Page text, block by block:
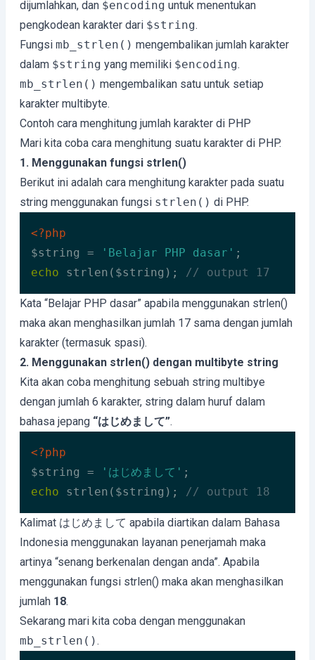
dijumlahkan, dan $encoding untuk menentukan
pengkodean karakter dari $string.
Fungsi mb_strlen() mengembalikan jumlah karakter
dalam $string yang memiliki $encoding.
mb_strlen() mengembalikan satu untuk setiap
karakter multibyte.
Contoh cara menghitung jumlah karakter di PHP
Mari kita coba cara menghitung suatu karakter di PHP.
1. Menggunakan fungsi strlen()
Berikut ini adalah cara menghitung karakter pada suatu
string menggunakan fungsi strlen() di PHP.
<?php
$string =
'Belajar PHP dasar'
echo strlen($string); // output 17
Code language: HTML, XML (xml )
Kata “Belajar PHP dasar” apabila menggunakan strlen()
maka akan menghasilkan jumlah 17 sama dengan jumlah
karakter (termasuk spasi).
2. Menggunakan strlen() dengan multibyte string
Kita akan coba menghitung sebuah string multibye
dengan jumlah 6 karakter, string dalam huruf dalam
bahasa jepang “はじめまして”.
<?php
$string =
'はじめまして'
echo strlen($string); // output 18
Code language: HTML, XML ( xml)
Kalimat はじめまして apabila diartikan dalam Bahasa
Indonesia menggunakan layanan penerjamah maka
artinya “senang berkenalan dengan anda”. Apabila
menggunakan fungsi strlen() maka akan menghasilkan
jumlah 18.
Sekarang mari kita coba dengan menggunakan
mb_strlen().